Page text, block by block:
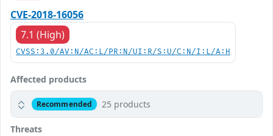
CVE-2018-16056
7.1 (High)
CVSS:3.0/AV:N/AC:L/PR:N/UI:R/S:U/C:N/I:L/A:H
Affected products
Recommended 25 products
Threats